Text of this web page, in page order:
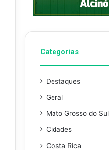
Categorias
Destaques
Geral
Mato Grosso do Sul
Cidades
Costa Rica